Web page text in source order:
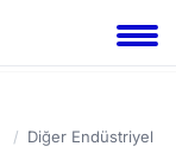
/ Diğer Endüstriyel